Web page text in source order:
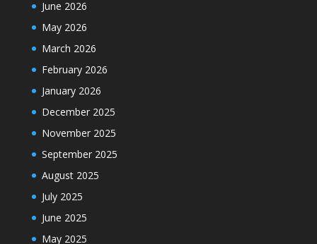
June 2026
May 2026
March 2026
February 2026
January 2026
December 2025
November 2025
September 2025
August 2025
July 2025
June 2025
May 2025